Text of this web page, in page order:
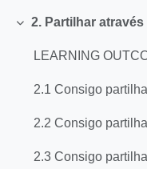
Collapse
LEARNING